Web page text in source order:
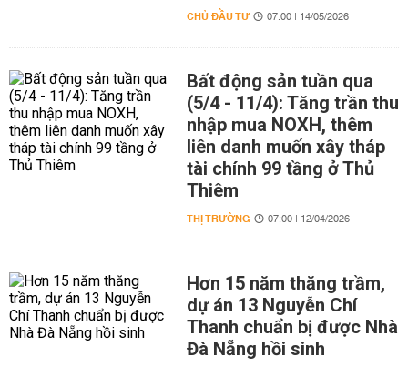
CHỦ ĐẦU TƯ 07:00 | 14/05/2026
Bất động sản tuần qua
(5/4 - 11/4): Tăng trần thu
nhập mua NOXH, thêm
liên danh muốn xây tháp
tài chính 99 tầng ở Thủ
Thiêm
THỊ TRƯỜNG 07:00 | 12/04/2026
Hơn 15 năm thăng trầm,
dự án 13 Nguyễn Chí
Thanh chuẩn bị được Nhà
Đà Nẵng hồi sinh